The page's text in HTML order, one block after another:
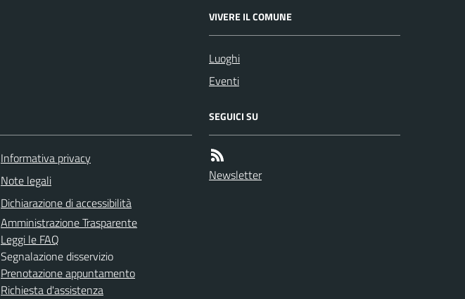
VIVERE IL COMUNE
Luoghi
Eventi
Informativa privacy
Note legali
Dichiarazione di accessibilità
Amministrazione Trasparente
Leggi le FAQ
Segnalazione disservizio
Prenotazione appuntamento
Richiesta d'assistenza
SEGUICI SU
Newsletter